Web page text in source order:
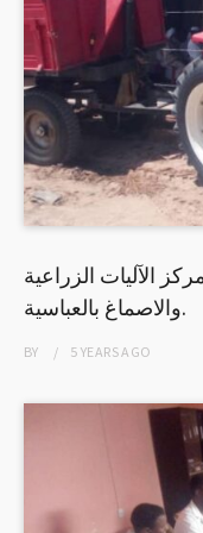
الآليات الزراعية
والاصماغ بالعباسية.
BY 5 YEARSAGO